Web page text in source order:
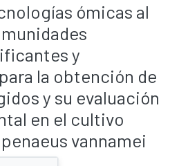
ómicas al
y
la obtención de
y su evaluación
en el cultivo
vannamei